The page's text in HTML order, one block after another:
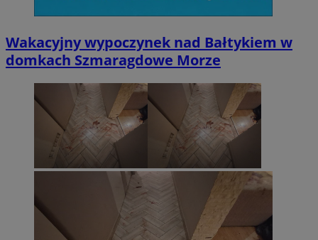
Wakacyjny wypoczynek nad Bałtykiem w
domkach Szmaragdowe Morze